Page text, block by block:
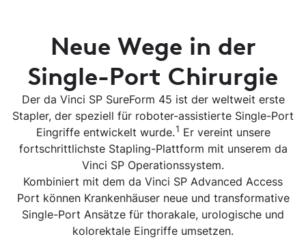
Neue Wege in der
Single-Port Chirurgie
Der da Vinci SP SureForm 45 ist der weltweit erste
Stapler, der speziell für roboter-assistierte Single-Port
Eingriffe entwickelt wurde.1 Er vereint unsere
fortschrittlichste Stapling-Plattform mit unserem da
Vinci SP Operationssystem.
Kombiniert mit dem da Vinci SP Advanced Access
Port können Krankenhäuser neue und transformative
Single-Port Ansätze für thorakale, urologische und
kolorektale Eingriffe umsetzen.